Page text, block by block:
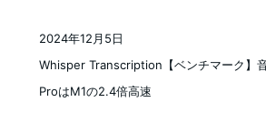
Whisper Transcription【ベンチマーク】
ProはM1の2.4倍高速
2024年12月5日